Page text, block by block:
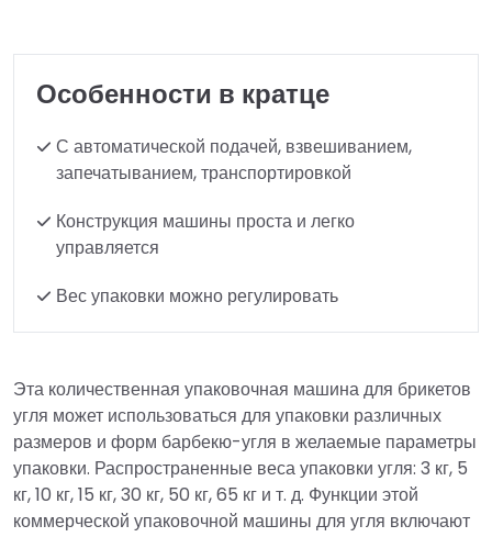
Особенности в кратце
С автоматической подачей, взвешиванием,
запечатыванием, транспортировкой
Конструкция машины проста и легко
управляется
Вес упаковки можно регулировать
Эта количественная упаковочная машина для брикетов
угля может использоваться для упаковки различных
размеров и форм барбекю-угля в желаемые параметры
упаковки. Распространенные веса упаковки угля: 3 кг, 5
кг, 10 кг, 15 кг, 30 кг, 50 кг, 65 кг и т. д. Функции этой
коммерческой упаковочной машины для угля включают